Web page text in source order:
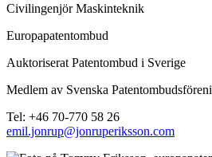
Civilingenjör Maskinteknik
Europapatentombud
Auktoriserat Patentombud i Sverige
Medlem av Svenska
Tel: +46 70-770 58 26
emil.jonrup@jonruperiksson.com